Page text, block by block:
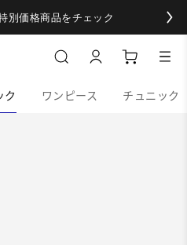
別価格商品をチェック
ク ワンピース チュニック